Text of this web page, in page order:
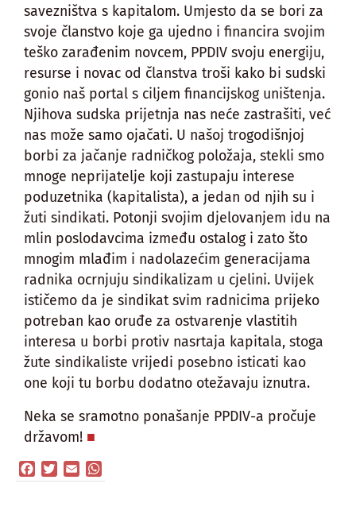
savezništva s kapitalom. Umjesto da se bori za
svoje članstvo koje ga ujedno i financira svojim
teško zarađenim novcem, PPDIV svoju energiju,
resurse i novac od članstva troši kako bi sudski
gonio naš portal s ciljem financijskog uništenja.
Njihova sudska prijetnja nas neće zastrašiti, već
nas može samo ojačati. U našoj trogodišnjoj
borbi za jačanje radničkog položaja, stekli smo
mnoge neprijatelje koji zastupaju interese
poduzetnika (kapitalista), a jedan od njih su i
žuti sindikati. Potonji svojim djelovanjem idu na
mlin poslodavcima između ostalog i zato što
mnogim mlađim i nadolazećim generacijama
radnika ocrnjuju sindikalizam u cjelini. Uvijek
ističemo da je sindikat svim radnicima prijeko
potreban kao oruđe za ostvarenje vlastitih
interesa u borbi protiv nasrtaja kapitala, stoga
žute sindikaliste vrijedi posebno isticati kao
one koji tu borbu dodatno otežavaju iznutra.
Neka se sramotno ponašanje PPDIV-a pročuje
državom!
Facebook
TwitterEmail